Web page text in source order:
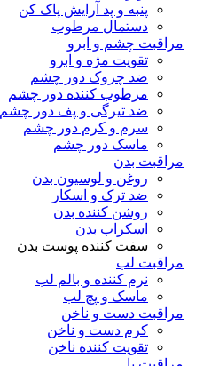
پنبه و پد آرایش پاک کن
دستمال مرطوب
مراقبت چشم و ابرو
تقویت مژه و ابرو
ضد چروک دور چشم
مرطوب کننده دور چشم
ضد تیرگی و پف دور چشم
سرم و کرم دور چشم
ماسک دور چشم
مراقبت بدن
روغن و لوسیون بدن
ضد ترک و اسکار
روشن کننده بدن
اسکراب بدن
سفت کننده پوست بدن
مراقبت لب
نرم کننده و بالم لب
ماسک و پچ لب
مراقبت دست و ناخن
کرم دست و ناخن
تقویت کننده ناخن